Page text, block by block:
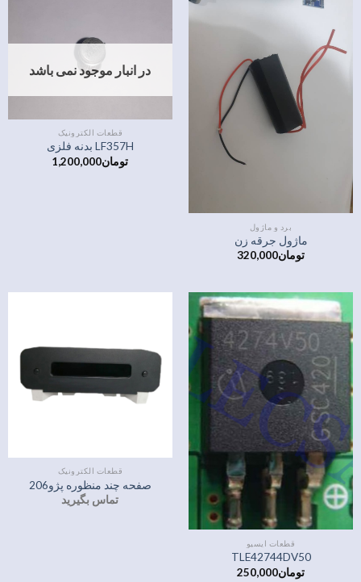
برد و ماژول
ماژول جرقه زن
تومان320,000
در انبار موجود نمی باشد
قطعات الکترونیک
LF357H بدنه فلزی
تومان1,200,000
قطعات ایسیو
TLE42744DV50
تومان250,000
قطعات الکترونیک
صفحه چند منظوره پژو206
تماس بگیرید